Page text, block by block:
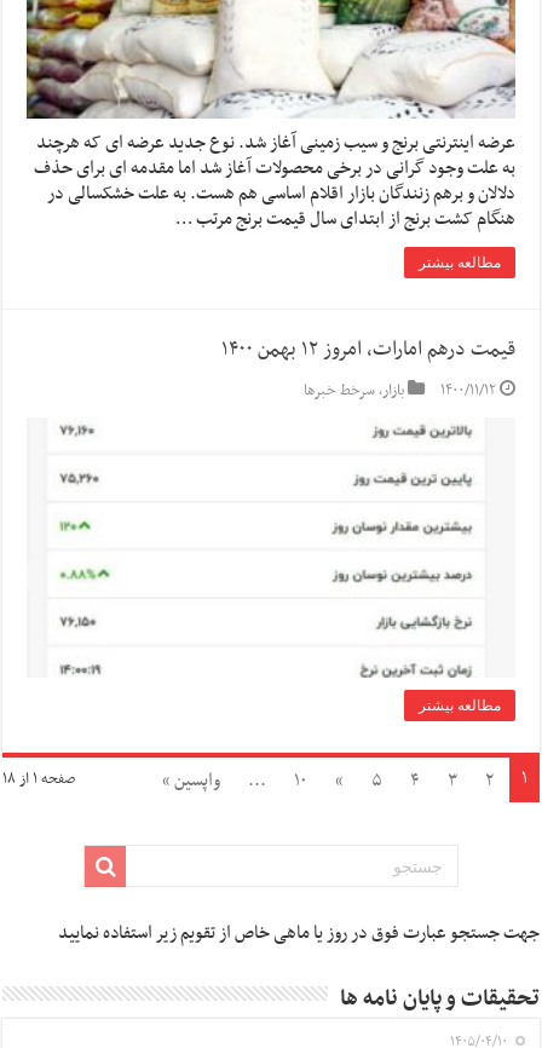
عرضه اینترنتی برنج و سیب زمینی آغاز شد. نوع جدید عرضه ای که هرچند
به علت وجود گرانی در برخی محصولات آغاز شد اما مقدمه ای برای حذف
دلالان و برهم زنندگان بازار اقلام اساسی هم هست. به علت خشکسالی در
هنگام کشت برنج از ابتدای سال قیمت برنج مرتب …
مطالعه بیشتر
قیمت درهم امارات، امروز ۱۲ بهمن ۱۴۰۰
۱۴۰۰/۱۱/۱۲ بازار,سرخط خبرها
مطالعه بیشتر
صفحه ۱ از ۱۸ ۱ ۲ ۳ ۴ ۵ » ۱۰ ... واپسین »
جهت جستجو عبارت فوق در روز یا ماهی خاص از تقویم زیر استفاده نمایید
تحقیقات و پایان نامه ها
۱۴۰۵/۰۴/۱۰